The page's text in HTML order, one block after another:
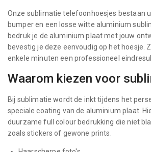
Onze sublimatie telefoonhoesjes bestaan
bumper en een losse witte aluminium
bedruk je de aluminium plaat met jouw
bevestig je deze eenvoudig op het hoesje.
enkele minuten een professioneel
Waarom kiezen voor
Bij sublimatie wordt de inkt tijdens het
speciale coating van de aluminium plaat.
duurzame full colour bedrukking die niet
zoals stickers of gewone prints.